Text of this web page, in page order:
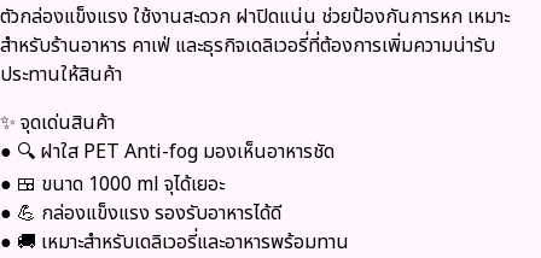
ตัวกล่องแข็งแรง ใช้งานสะดวก ฝาปิดแน่น ช่วยป้องกันการหก เหมาะ
สำหรับร้านอาหาร คาเฟ่ และธุรกิจเดลิเวอรี่ที่ต้องการเพิ่มความน่ารับ
ประทานให้สินค้า
✨ จุดเด่นสินค้า
● 🔍 ฝาใส PET Anti-fog มองเห็นอาหารชัด
● 🍱 ขนาด 1000 ml จุได้เยอะ
● 💪 กล่องแข็งแรง รองรับอาหารได้ดี
● 🚚 เหมาะสำหรับเดลิเวอรี่และอาหารพร้อมทาน